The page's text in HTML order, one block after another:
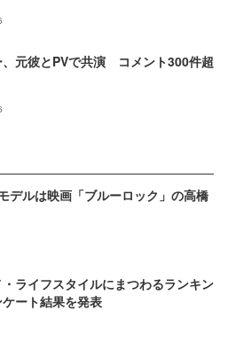
、元彼とPVで共演 コメント300件超
デルは映画「ブルーロック」の高橋
ライフスタイルにまつわるランキン
ート結果を発表